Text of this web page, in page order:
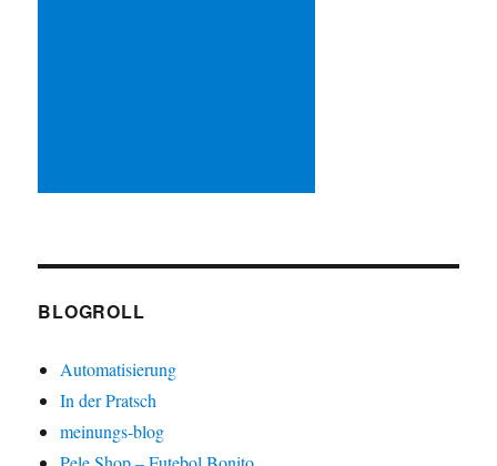
BLOGROLL
Automatisierung
In der Pratsch
meinungs-blog